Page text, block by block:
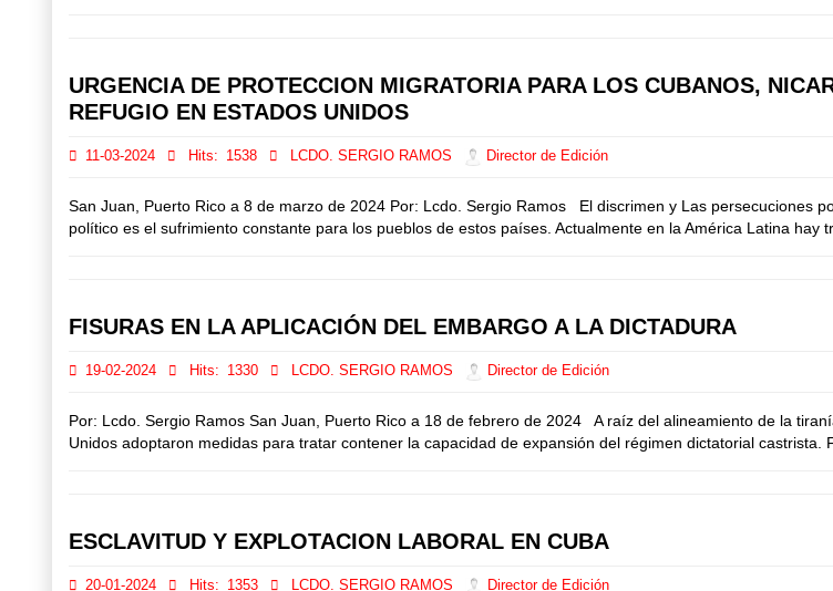
URGENCIA DE PROTECCION MIGRATORIA PARA LOS CUBANOS,
REFUGIO EN ESTADOS UNIDOS
11-03-2024 Hits: 1538 LCDO. SERGIO RAMOS Director de Edición
San Juan, Puerto Rico a 8 de marzo de 2024 Por: Lcdo. Sergio Ramos El discrimen y Las persecuciones
político es el sufrimiento constante para los pueblos de estos países. Actualmente en la América Latina hay
FISURAS EN LA APLICACIÓN DEL EMBARGO A LA DICTADURA
19-02-2024 Hits: 1330 LCDO. SERGIO RAMOS Director de Edición
Por: Lcdo. Sergio Ramos San Juan, Puerto Rico a 18 de febrero de 2024 A raíz del alineamiento de la
Unidos adoptaron medidas para tratar contener la capacidad de expansión del régimen dictatorial castrista.
ESCLAVITUD Y EXPLOTACION LABORAL EN CUBA
20-01-2024 Hits: 1353 LCDO. SERGIO RAMOS Director de Edición